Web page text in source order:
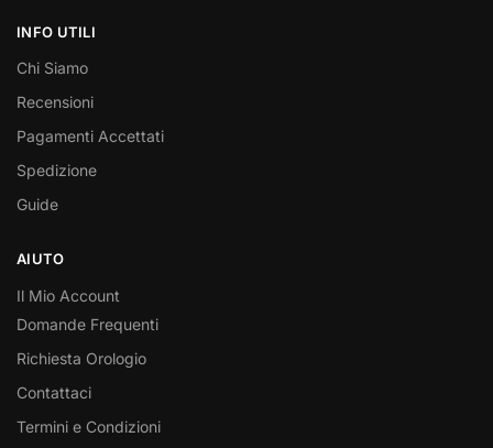
INFO UTILI
Chi Siamo
Recensioni
Pagamenti Accettati
Spedizione
Guide
AIUTO
Il Mio Account
Domande Frequenti
Richiesta Orologio
Contattaci
Termini e Condizioni